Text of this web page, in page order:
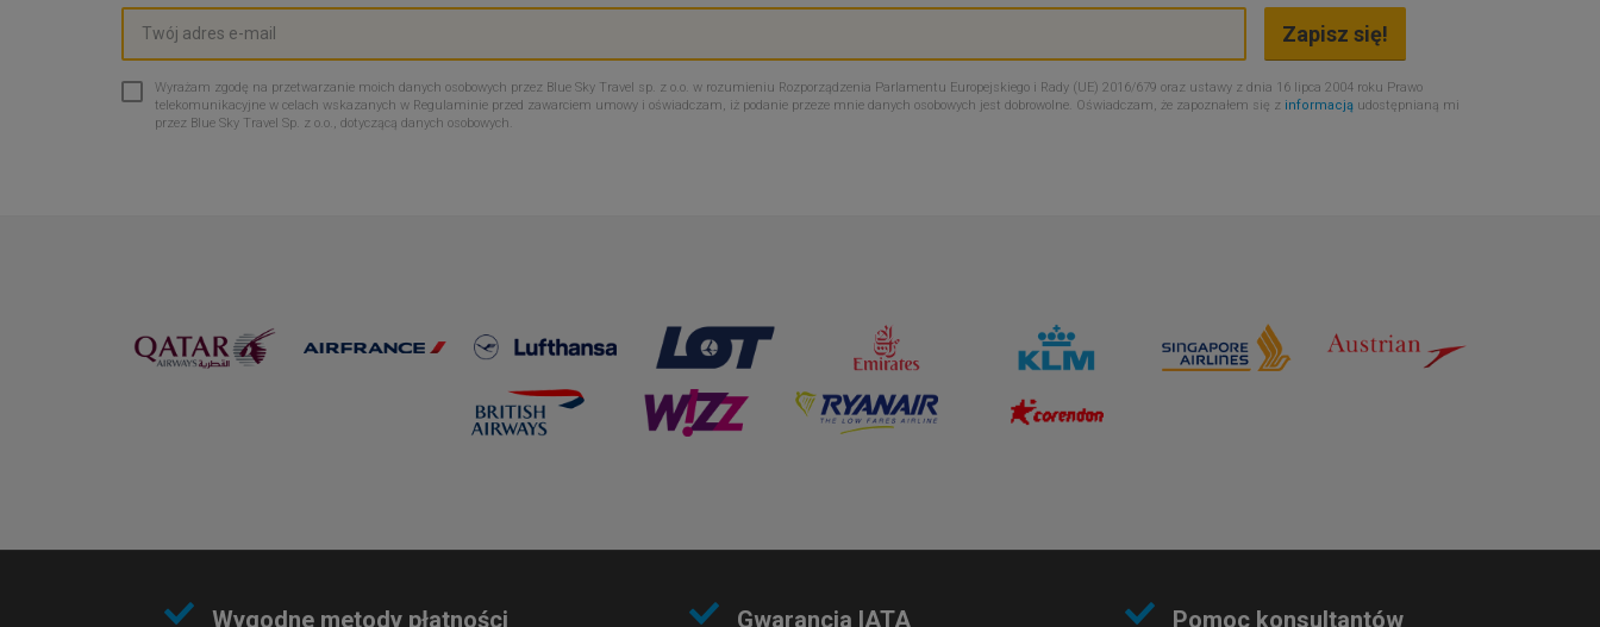
Wyrażam zgodę na przetwarzanie moich danych osobowych przez Blue Sky Travel sp. z o.o. w rozumieniu Rozporządzenia Parlamentu Europejskiego i Rady (UE) 2016/679 oraz ustawy z dnia 16 lipca 2004 roku Prawo
telekomunikacyjne w celach wskazanych w Regulaminie przed zawarciem umowy i oświadczam, iż podanie przeze mnie danych osobowych jest dobrowolne. Oświadczam, że zapoznałem się z informacją udostępnianą mi
przez Blue Sky Travel Sp. z o.o., dotyczącą danych osobowych.
Wygodne metody płatności Gwarancja IATA Pomoc konsultantów